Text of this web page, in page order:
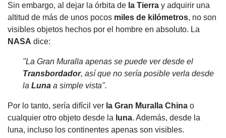
Sin embargo, al dejar la órbita de la Tierra y adquirir una
altitud de más de unos pocos miles de kilómetros, no son
visibles objetos hechos por el hombre en absoluto. La
NASA dice:
"La Gran Muralla apenas se puede ver desde el
Transbordador, así que no sería posible verla desde
la Luna a simple vista".
Por lo tanto, sería difícil ver la Gran Muralla China o
cualquier otro objeto desde la luna. Además, desde la
luna, incluso los continentes apenas son visibles.